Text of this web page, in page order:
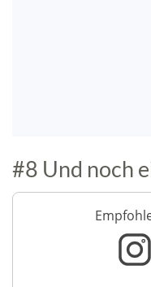
#8 Und noch